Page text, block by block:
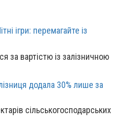
ігри: перемагайте із
додала 30% лише за